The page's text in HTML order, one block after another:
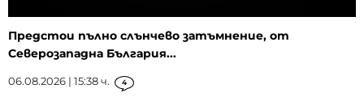
Предстои пълно слънчево затъмнение, от
Северозападна България...
06.08.2026 | 15:38 ч. 4